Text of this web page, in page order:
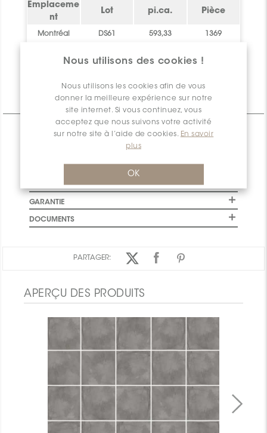
Nous utilisons des cookies !
Nous utilisons les cookies afin de vous
donner la meilleure expérience sur notre
site internet. Si vous continuez, vous
acceptez que nous suivons votre activité
sur notre site à l’aide de cookies. En savoir
plus
OK
Emplaceme
nt
Lot pi.ca. Pièce
Montréal DS61 593,33 1369
disponible
Informations Techniques
CARACTÉRISTIQUES
INFORMATION D'EMBALLAGE
GARANTIE
DOCUMENTS
PARTAGER:
APERÇU DES PRODUITS